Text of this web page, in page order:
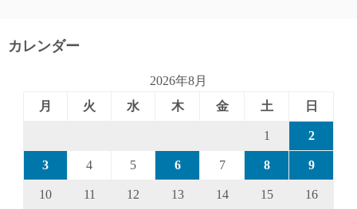
カレンダー
2026年8月
月
火 水 木 金 土 日
1 2
3 4 5 6 7 8 9
10 11 12 13 14 15 16